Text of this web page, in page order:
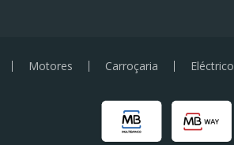
Motores Carroçaria Eléctrico